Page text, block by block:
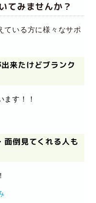
てみませんか？
ている方に様々なサポ
来たけどブランク
す！！
倒見てくれる人も